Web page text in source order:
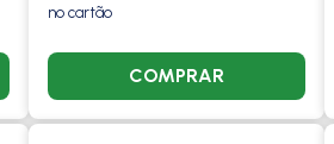
no cartão
COMPRAR